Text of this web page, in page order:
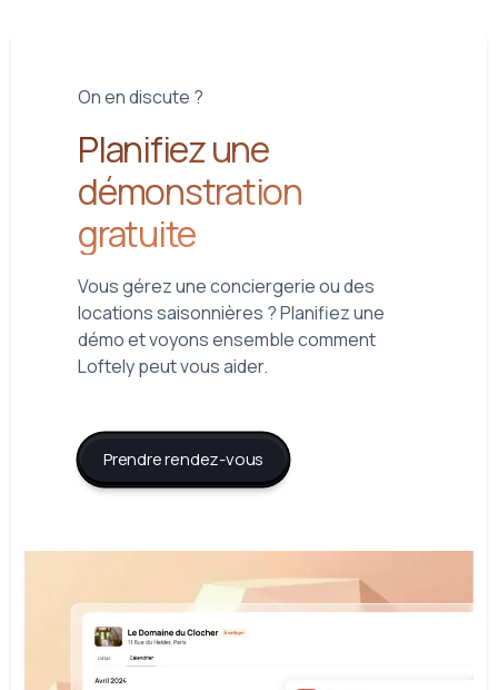
On en discute ?
Planifiez une
démonstration
gratuite
Vous gérez une conciergerie ou des
locations saisonnières ? Planifiez une
démo et voyons ensemble comment
Loftely peut vous aider.
Prendre rendez-vous